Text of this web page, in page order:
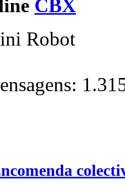
CBX
Robot